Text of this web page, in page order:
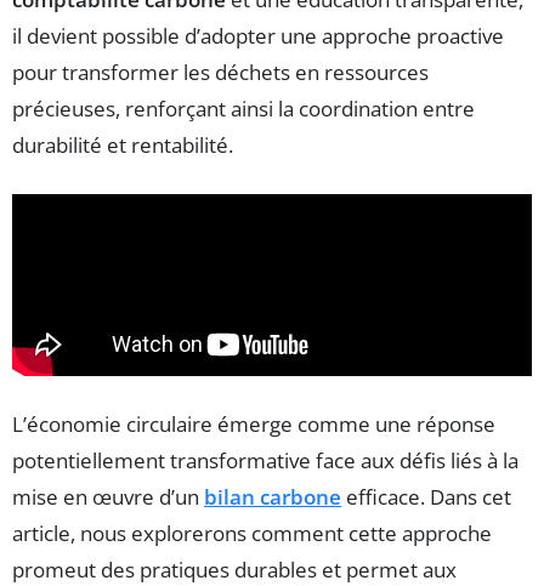
il devient possible d’adopter une approche proactive
pour transformer les déchets en ressources
précieuses, renforçant ainsi la coordination entre
durabilité et rentabilité.
L’économie circulaire émerge comme une réponse
potentiellement transformative face aux défis liés à la
mise en œuvre d’un bilan carbone efficace. Dans cet
article, nous explorerons comment cette approche
promeut des pratiques durables et permet aux